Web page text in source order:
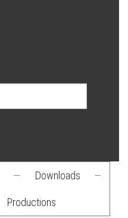
— Downloads —
Productions